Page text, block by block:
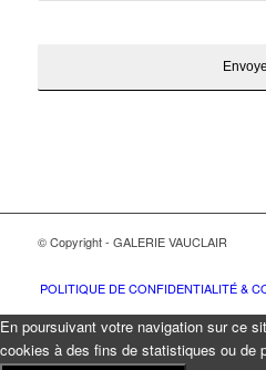
© Copyright - GALERIE VAUCLAIR
POLITIQUE DE CONFIDENTIALITÉ &
En poursuivant votre navigation sur ce
cookies à des fins de statistiques ou de